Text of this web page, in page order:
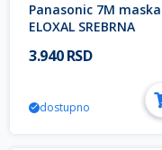
Panasonic 7M maska
ELOXAL SREBRNA
Thea ULTIMA Modular
3.940 RSD
dostupno